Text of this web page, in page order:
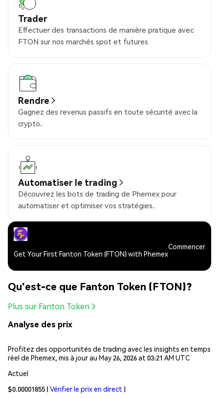
Trader
Effectuer des transactions de manière pratique avec
FTON sur nos marchés spot et futures
Rendre
Gagnez des revenus passifs en toute sécurité avec la
crypto.
Automatiser le trading
Découvrez les bots de trading de Phemex pour
automatiser et optimiser vos stratégies.
Get Your First Fanton Token (FTON) with Phemex
Commencer
Qu'est-ce que Fanton Token (FTON)?
Plus sur Fanton Token
Analyse des prix
Profitez des opportunités de trading avec les insights en temps
réel de Phemex, mis à jour au May 26, 2026 at 03:21 AM UTC
Actuel
$0.00001855 (Vérifier le prix en direct )